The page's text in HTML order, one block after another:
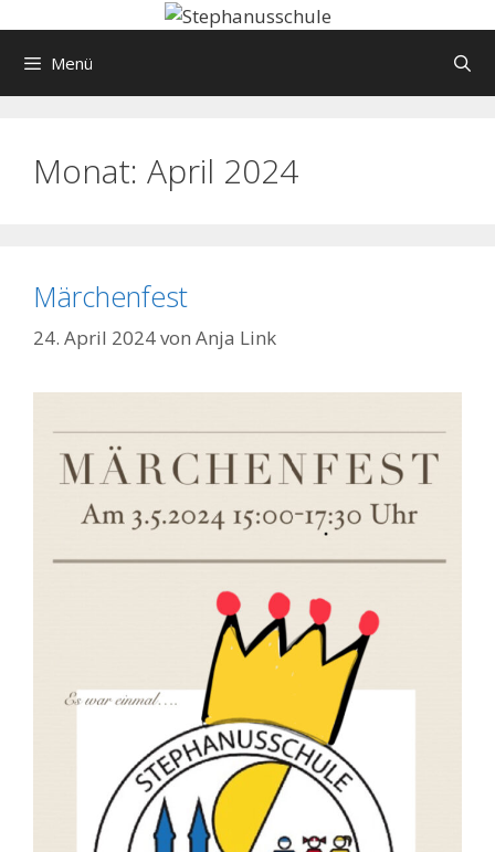
Inhalt Menü
Monat: April 2024
Märchenfest
24. April 2024von Anja Link